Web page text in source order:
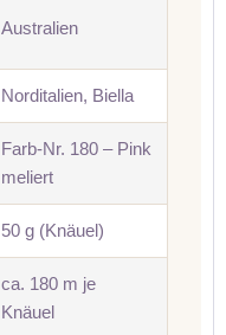
Australien
Norditalien, Biella
Farb-Nr. 180 – Pink
meliert
50 g (Knäuel)
ca. 180 m je
Knäuel